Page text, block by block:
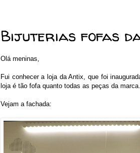
Bijuterias fofas
Olá meninas,
Fui conhecer a loja da Antix, que foi
loja é tão fofa quanto todas as peças da marca.
Vejam a fachada: